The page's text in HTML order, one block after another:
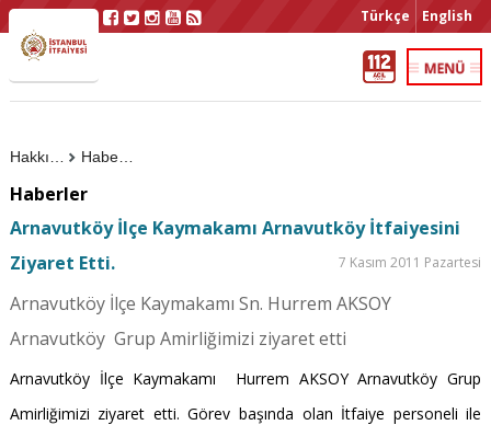
Türkçe English
Haberler
Haberler
Arnavutköy İlçe Kaymakamı Arnavutköy İtfaiyesini
Ziyaret Etti.
7 Kasım 2011 Pazartesi
Arnavutköy İlçe Kaymakamı Sn. Hurrem AKSOY
Arnavutköy Grup Amirliğimizi ziyaret etti
Arnavutköy İlçe Kaymakamı Hurrem AKSOY Arnavutköy Grup
Amirliğimizi ziyaret etti. Görev başında olan İtfaiye personeli ile